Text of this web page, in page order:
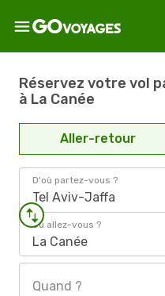
Réservez votre vol
à La Canée
Aller-retour
D'où partez-vous ?
Tel Aviv-Jaffa
Où allez-vous ?
La Canée
Quand ?